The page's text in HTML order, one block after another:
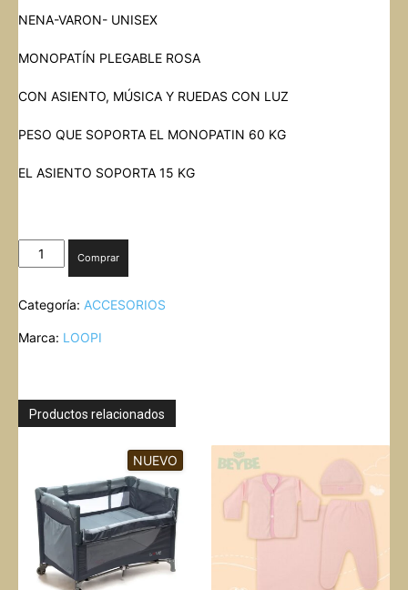
NENA-VARON- UNISEX
MONOPATÍN PLEGABLE ROSA
CON ASIENTO, MÚSICA Y RUEDAS CON LUZ
PESO QUE SOPORTA EL MONOPATIN 60 KG
EL ASIENTO SOPORTA 15 KG
MONOPATIN
CON
cantidad
Comprar
Categoría: ACCESORIOS
Marca: LOOPI
Productos relacionados
NUEVO